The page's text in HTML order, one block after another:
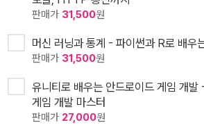
판매가 31,500원
머신 러닝과 통계 - 파이썬과 R로 배우
판매가 31,500원
유니티로 배우는 안드로이드 게임 개
게임 개발 마스터
판매가 27,000원